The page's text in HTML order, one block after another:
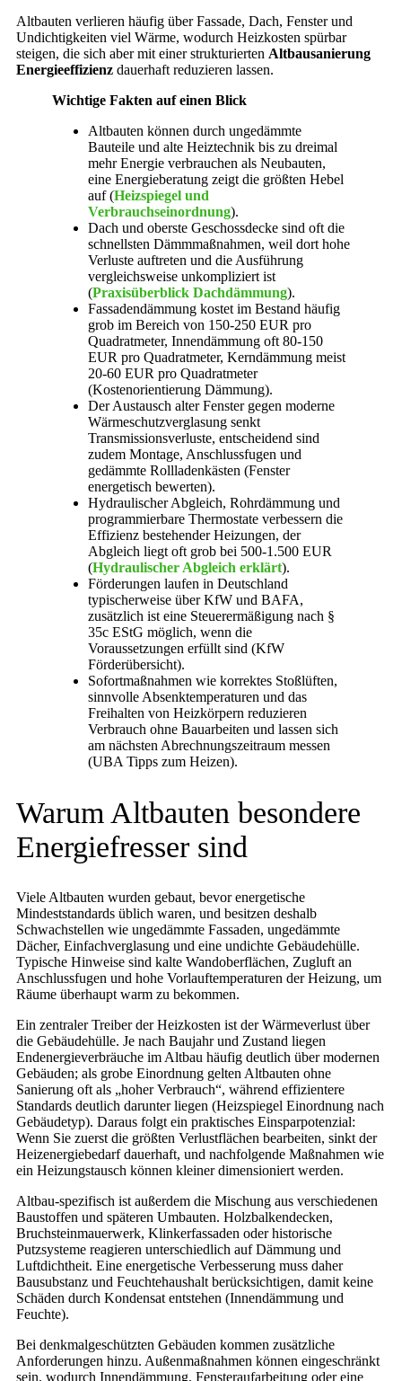
Altbauten verlieren häufig über Fassade, Dach, Fenster und
Undichtigkeiten viel Wärme, wodurch Heizkosten spürbar
steigen, die sich aber mit einer strukturierten Altbausanierung
Energieeffizienz dauerhaft reduzieren lassen.
Wichtige Fakten auf einen Blick
Altbauten können durch ungedämmte
Bauteile und alte Heiztechnik bis zu dreimal
mehr Energie verbrauchen als Neubauten,
eine Energieberatung zeigt die größten Hebel
auf (Heizspiegel und
Verbrauchseinordnung).
Dach und oberste Geschossdecke sind oft die
schnellsten Dämmmaßnahmen, weil dort hohe
Verluste auftreten und die Ausführung
vergleichsweise unkompliziert ist
(Praxisüberblick Dachdämmung).
Fassadendämmung kostet im Bestand häufig
grob im Bereich von 150-250 EUR pro
Quadratmeter, Innendämmung oft 80-150
EUR pro Quadratmeter, Kerndämmung meist
20-60 EUR pro Quadratmeter
(Kostenorientierung Dämmung).
Der Austausch alter Fenster gegen moderne
Wärmeschutzverglasung senkt
Transmissionsverluste, entscheidend sind
zudem Montage, Anschlussfugen und
gedämmte Rollladenkästen (Fenster
energetisch bewerten).
Hydraulischer Abgleich, Rohrdämmung und
programmierbare Thermostate verbessern die
Effizienz bestehender Heizungen, der
Abgleich liegt oft grob bei 500-1.500 EUR
(Hydraulischer Abgleich erklärt).
Förderungen laufen in Deutschland
typischerweise über KfW und BAFA,
zusätzlich ist eine Steuerermäßigung nach §
35c EStG möglich, wenn die
Voraussetzungen erfüllt sind (KfW
Förderübersicht).
Sofortmaßnahmen wie korrektes Stoßlüften,
sinnvolle Absenktemperaturen und das
Freihalten von Heizkörpern reduzieren
Verbrauch ohne Bauarbeiten und lassen sich
am nächsten Abrechnungszeitraum messen
(UBA Tipps zum Heizen).
Warum Altbauten besondere
Energiefresser sind
Viele Altbauten wurden gebaut, bevor energetische
Mindeststandards üblich waren, und besitzen deshalb
Schwachstellen wie ungedämmte Fassaden, ungedämmte
Dächer, Einfachverglasung und eine undichte Gebäudehülle.
Typische Hinweise sind kalte Wandoberflächen, Zugluft an
Anschlussfugen und hohe Vorlauftemperaturen der Heizung, um
Räume überhaupt warm zu bekommen.
Ein zentraler Treiber der Heizkosten ist der Wärmeverlust über
die Gebäudehülle. Je nach Baujahr und Zustand liegen
Endenergieverbräuche im Altbau häufig deutlich über modernen
Gebäuden; als grobe Einordnung gelten Altbauten ohne
Sanierung oft als „hoher Verbrauch“, während effizientere
Standards deutlich darunter liegen (Heizspiegel Einordnung nach
Gebäudetyp). Daraus folgt ein praktisches Einsparpotenzial:
Wenn Sie zuerst die größten Verlustflächen bearbeiten, sinkt der
Heizenergiebedarf dauerhaft, und nachfolgende Maßnahmen wie
ein Heizungstausch können kleiner dimensioniert werden.
Altbau-spezifisch ist außerdem die Mischung aus verschiedenen
Baustoffen und späteren Umbauten. Holzbalkendecken,
Bruchsteinmauerwerk, Klinkerfassaden oder historische
Putzsysteme reagieren unterschiedlich auf Dämmung und
Luftdichtheit. Eine energetische Verbesserung muss daher
Bausubstanz und Feuchtehaushalt berücksichtigen, damit keine
Schäden durch Kondensat entstehen (Innendämmung und
Feuchte).
Bei denkmalgeschützten Gebäuden kommen zusätzliche
Anforderungen hinzu. Außenmaßnahmen können eingeschränkt
sein, wodurch Innendämmung, Fensteraufarbeitung oder eine